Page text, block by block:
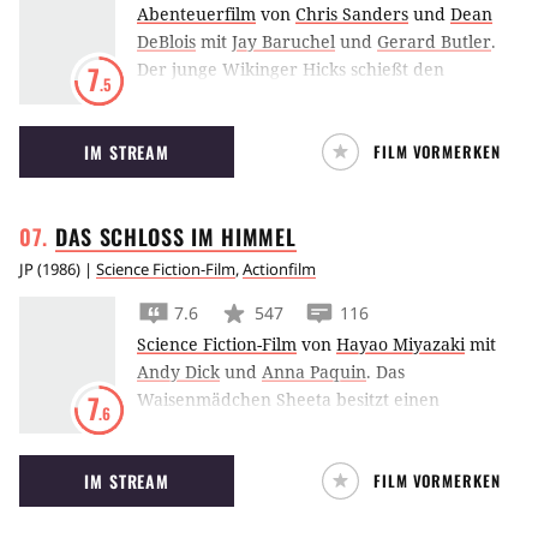
7.5
Abenteuerfilm von Chris Sanders und Dean
DeBlois mit Jay Baruchel und Gerard Butler.
Der junge Wikinger Hicks schießt den
Doch anstatt ihn zu töten, freundet er sich
verbotenerweise mit dem Tier an.
IM STREAM FILM VORMERKEN
DAS SCHLOSS IM HIMMEL
JP(1986) | Science Fiction-Film,Actionfilm
7.6
7.6 547
116
Science Fiction-Film von Hayao Miyazaki mit
Andy Dick und Anna Paquin. Das
Waisenmädchen Sheeta besitzt einen
legendären Himmelskönigreich Laputa steht.
Doch der böse Musca und eine Bande
Luftpiraten wissen um das Geheimnis des
IM STREAM FILM VORMERKEN